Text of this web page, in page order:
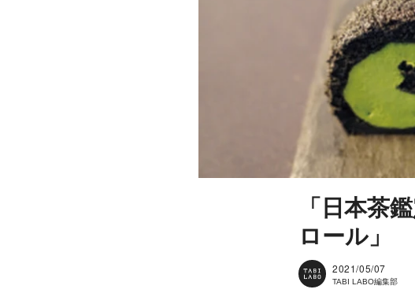
「日本茶
ロール」
2021/05/07
TABI LABO編集部